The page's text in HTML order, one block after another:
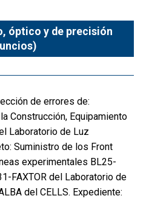
óptico y de precisión
de errores de:
Construcción, Equipamiento
Laboratorio de Luz
Suministro de los Front
experimentales BL25-
FAXTOR del Laboratorio de
del CELLS. Expediente: